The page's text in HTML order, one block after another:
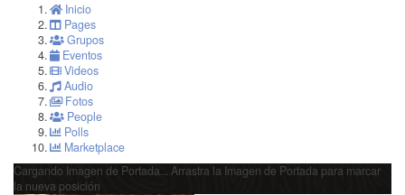
Inicio
Pages
Grupos
Eventos
Videos
Audio
Fotos
People
Polls
Marketplace
Cargando Imagen de Portada...
Arrastra la Imagen de Portada para marcar
la nueva posición